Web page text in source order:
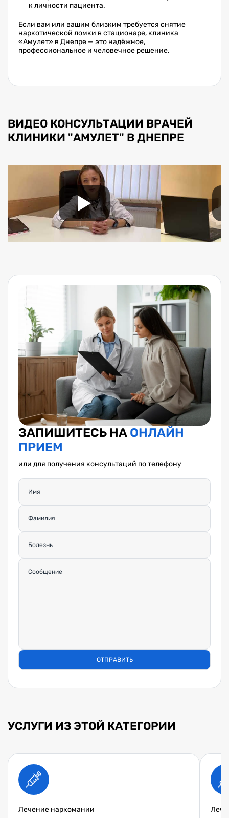
к личности пациента.
Если вам или вашим близким требуется снятие
наркотической ломки в стационаре, клиника
«Амулет» в Днепре — это надёжное,
профессиональное и человечное решение.
ВИДЕО КОНСУЛЬТАЦИИ ВРАЧЕЙ
КЛИНИКИ "АМУЛЕТ" В ДНЕПРЕ
ЗАПИШИТЕСЬ НА ОНЛАЙН
ПРИЕМ
или для получения консультаций по телефону
УСЛУГИ ИЗ ЭТОЙ КАТЕГОРИИ
Лечение наркомании